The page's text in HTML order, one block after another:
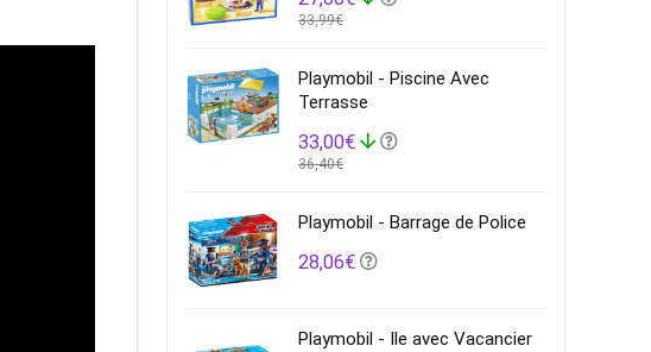
33,99€
Playmobil - Piscine Avec
Terrasse
33,00€
36,40€
Playmobil - Barrage de Police
28,06€
Playmobil - Ile avec Vacancier